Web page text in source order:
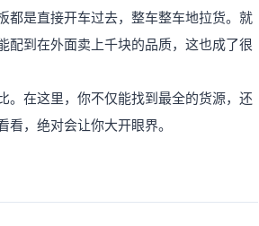
都是直接开车过去，整车整车地拉货。就
配到在外面卖上千块的品质，这也成了很
。在这里，你不仅能找到最全的货源，还
，绝对会让你大开眼界。